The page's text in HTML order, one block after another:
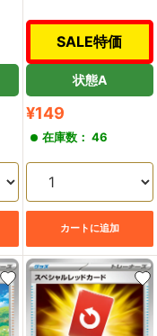
SALE特価
状態A
販
価
格
¥149
在庫数： 46
カートに追加